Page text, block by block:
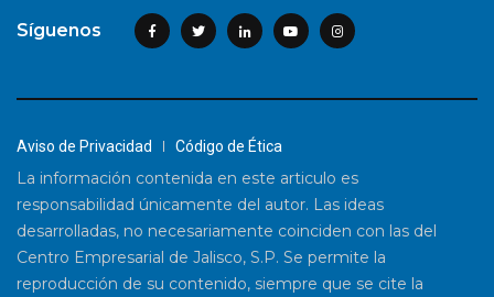
Síguenos
Aviso de Privacidad Código de Ética
La información contenida en este articulo es
responsabilidad únicamente del autor. Las ideas
desarrolladas, no necesariamente coinciden con las del
Centro Empresarial de Jalisco, S.P. Se permite la
reproducción de su contenido, siempre que se cite la